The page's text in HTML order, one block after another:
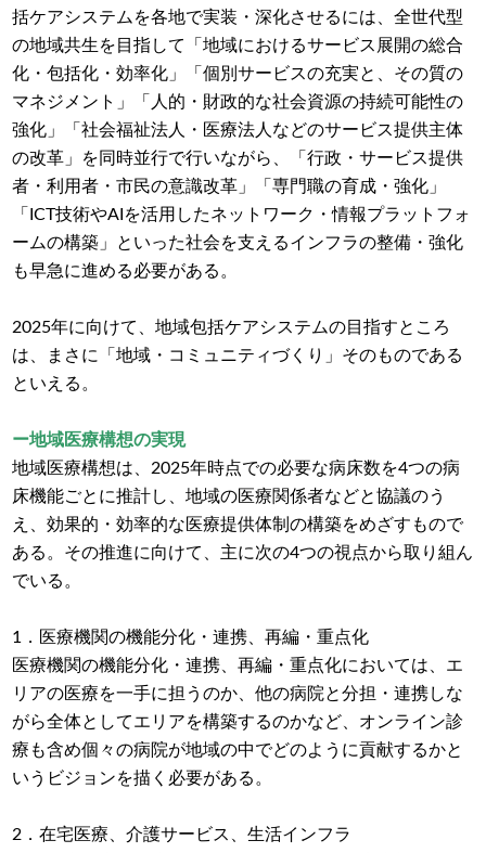
括ケアシステムを各地で実装・深化させるには、全世代型
の地域共生を目指して「地域におけるサービス展開の総合
化・包括化・効率化」「個別サービスの充実と、その質の
マネジメント」「人的・財政的な社会資源の持続可能性の
強化」「社会福祉法人・医療法人などのサービス提供主体
の改革」を同時並行で行いながら、「行政・サービス提供
者・利用者・市民の意識改革」「専門職の育成・強化」
「ICT技術やAIを活用したネットワーク・情報プラットフォ
ームの構築」といった社会を支えるインフラの整備・強化
も早急に進める必要がある。
2025年に向けて、地域包括ケアシステムの目指すところ
は、まさに「地域・コミュニティづくり」そのものである
といえる。
ー地域医療構想の実現
地域医療構想は、2025年時点での必要な病床数を4つの病
床機能ごとに推計し、地域の医療関係者などと協議のう
え、効果的・効率的な医療提供体制の構築をめざすもので
ある。その推進に向けて、主に次の4つの視点から取り組ん
でいる。
1．医療機関の機能分化・連携、再編・重点化
医療機関の機能分化・連携、再編・重点化においては、エ
リアの医療を一手に担うのか、他の病院と分担・連携しな
がら全体としてエリアを構築するのかなど、オンライン診
療も含め個々の病院が地域の中でどのように貢献するかと
いうビジョンを描く必要がある。
2．在宅医療、介護サービス、生活インフラ